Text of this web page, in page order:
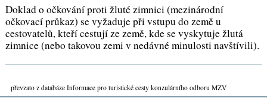
Doklad o očkování proti žluté zimnici (mezinárodní
očkovací průkaz) se vyžaduje při vstupu do země u
cestovatelů, kteří cestují ze země, kde se vyskytuje žlutá
zimnice (nebo takovou zemi v nedávné minulosti navštívili).
převzato z databáze Informace pro turistické cesty konzulárního odboru MZV